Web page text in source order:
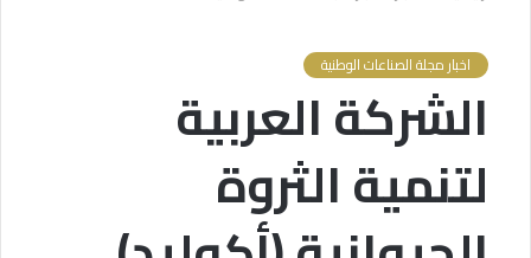
اخبار مجلة الصناعات الوطنية
الشركة العربية
لتنمية الثروة